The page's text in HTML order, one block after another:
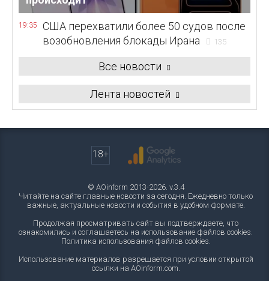
19:35
США перехватили более 50 судов после
возобновления блокады Ирана
135
Все новости
Лента новостей
18+
© AOinform 2013-2026. v.3.4
Читайте на сайте главные новости за сегодня. Ежедневно только
важные, актуальные новости и события в удобном формате.
Продолжая просматривать сайт вы подтверждаете, что
ознакомились и соглашаетесь на использование файлов cookies.
Политика использования файлов cookies.
Использование материалов разрешается при условии открытой
ссылки на AOinform.com.